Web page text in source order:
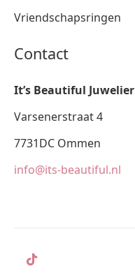
Vriendschapsringen
Contact
It’s Beautiful Juwelier
Varsenerstraat 4
7731DC Ommen
info@its-beautiful.nl